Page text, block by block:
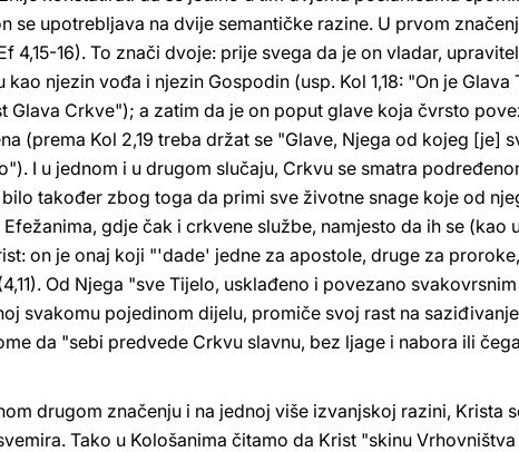
se upotrebljava na dvije semantičke razine. U prvom
4,15-16). To znači dvoje: prije svega da je on vladar,
kao njezin vođa i njezin Gospodin (usp. Kol 1,18: "On je
Glava Crkve"); a zatim da je on poput glave koja čvrsto
(prema Kol 2,19 treba držat se "Glave, Njega od kojeg [je]
I u jednom i u drugom slučaju, Crkvu se smatra
također zbog toga da primi sve životne snage koje od
gdje čak i crkvene službe, namjesto da ih se (kao
on je onaj koji "'dade' jedne za apostole, druge za
Od Njega "sve Tijelo, usklađeno i povezano
svakomu pojedinom dijelu, promiče svoj rast na
da "sebi predvede Crkvu slavnu, bez ljage i nabora ili
drugom značenju i na jednoj više izvanjskoj razini, Krista
Tako u Kološanima čitamo da Krist "skinu